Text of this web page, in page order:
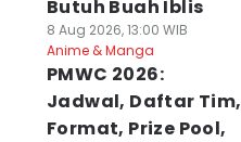
Butuh Buah Iblis
8 Aug 2026, 13:00 WIB
Anime & Manga
PMWC 2026:
Jadwal, Daftar Tim,
Format, Prize Pool,